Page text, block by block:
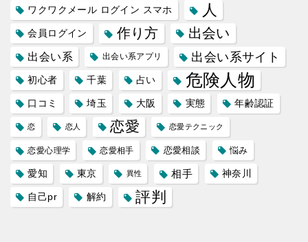
ワクワクメール ログイン スマホ 人
会員ログイン 作り方 出会い
出会い系 出会い系アプリ 出会い系サイト
初心者 千葉 占い 危険人物
口コミ 埼玉 大阪 実態 年齢認証
恋 恋人 恋愛 恋愛テクニック
恋愛心理学 恋愛相手 恋愛相談 悩み
愛知 東京 異性 相手 神奈川
自己pr 解約 評判